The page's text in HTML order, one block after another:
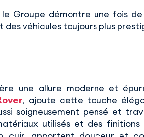
Groupe démontre une fois
des véhicules toujours plus
une allure moderne et
, ajoute cette touche
soigneusement pensé et
utilisés et des finitions